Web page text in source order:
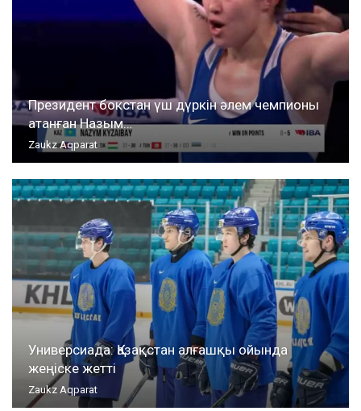
Президент бокстан үш дүркін әлем чемпионы
атанған Назым…
Zaukz Aqparat
Универсиада: Қазақстан алғашқы ойында
жеңіске жетті
Zaukz Aqparat